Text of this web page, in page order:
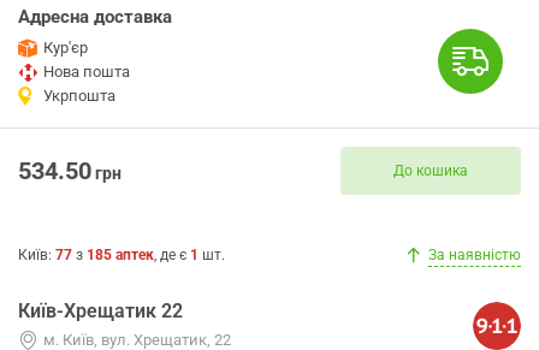
Адресна доставка
Кур'єр
Нова пошта
Укрпошта
534.50грн До кошика
Київ: 77 з 185 аптек, де є 1 шт. За наявністю
Київ-Хрещатик 22
м. Київ, вул. Хрещатик, 22